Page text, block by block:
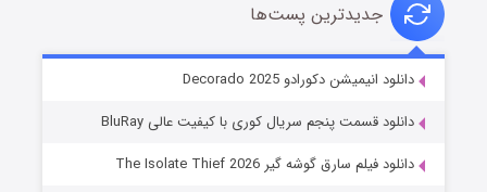
خاندان اژدها فصل ۳
جدیدترین پست‌ها
دانلود انیمیشن دکورادو Decorado 2025
دانلود قسمت پنجم سریال کوری با کیفیت عالی BluRay
دانلود فیلم سارق گوشه گیر The Isolate Thief 2026